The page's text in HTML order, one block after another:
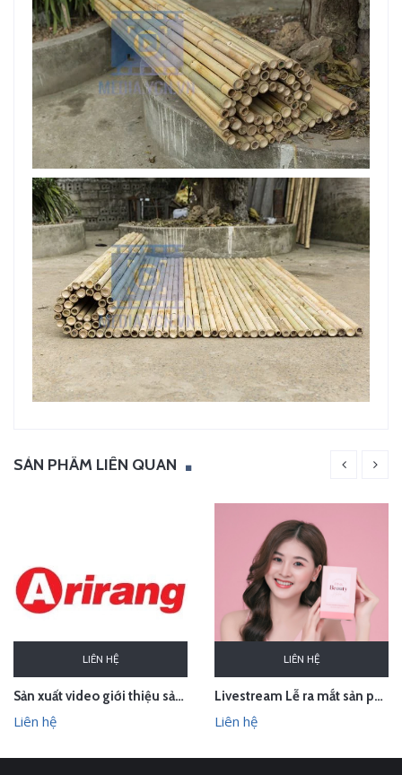
SẢN PHẨM LIÊN QUAN
LIÊN HỆ
Sản xuất video giới thiệu sản phẩm Audio Âm thanh Arirang Vietnam
Liên hệ
LIÊN HỆ
Livestream Lễ ra mắt sản phẩm Pink Beauty Herbs
Liên hệ